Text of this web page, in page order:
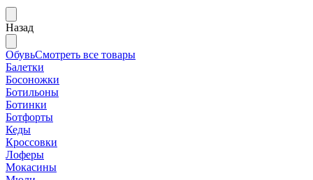
Назад
ОбувьСмотреть все товары
Балетки
Босоножки
Ботильоны
Ботинки
Ботфорты
Кеды
Кроссовки
Лоферы
Мокасины